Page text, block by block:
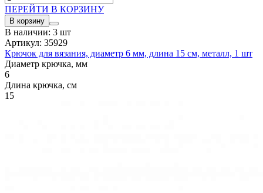
ПЕРЕЙТИ В КОРЗИНУ
В корзину
В наличии: 3 шт
Артикул: 35929
Крючок для вязания, диаметр 6 мм, длина 15 см, металл, 1 шт
Диаметр крючка, мм
6
Длина крючка, см
15